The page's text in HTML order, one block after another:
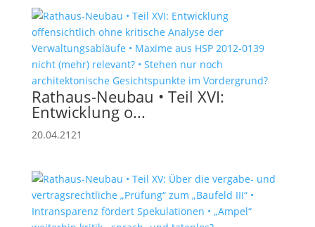
Rathaus-Neubau • Teil XVI:
Entwicklung o...
20.04.2121